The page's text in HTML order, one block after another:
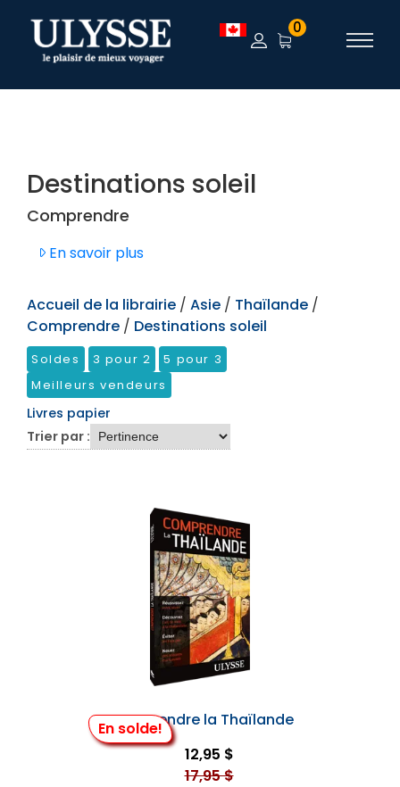
TEST 0
Destinations soleil
Comprendre
En savoir plus
Accueil de la librairie / Asie / Thaïlande /
Comprendre / Destinations soleil
Soldes 3 pour 2
5 pour 3
Meilleurs vendeurs
Livres papier
Trier par :
En solde!
Comprendre la Thaïlande
12,95 $
17,95 $